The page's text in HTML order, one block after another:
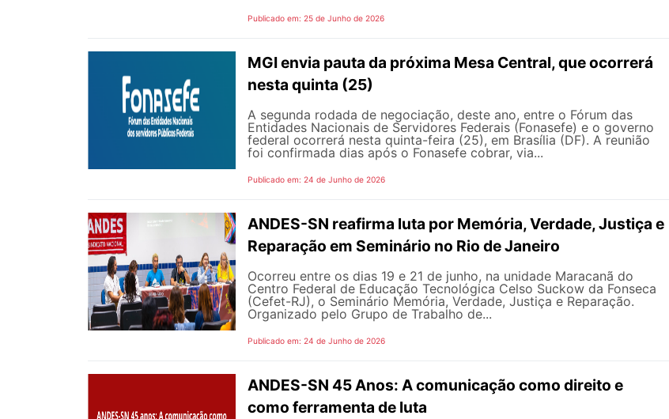
Publicado em: 25 de Junho de 2026
MGI envia pauta da próxima Mesa Central, que ocorrerá
nesta quinta (25)
A segunda rodada de negociação, deste ano, entre o Fórum das
Entidades Nacionais de Servidores Federais (Fonasefe) e o governo
federal ocorrerá nesta quinta-feira (25), em Brasília (DF). A reunião
foi confirmada dias após o Fonasefe cobrar, via...
Publicado em: 24 de Junho de 2026
ANDES-SN reafirma luta por Memória, Verdade, Justiça e
Reparação em Seminário no Rio de Janeiro
Ocorreu entre os dias 19 e 21 de junho, na unidade Maracanã do
Centro Federal de Educação Tecnológica Celso Suckow da Fonseca
(Cefet-RJ), o Seminário Memória, Verdade, Justiça e Reparação.
Organizado pelo Grupo de Trabalho de...
Publicado em: 24 de Junho de 2026
ANDES-SN 45 Anos: A comunicação como direito e
como ferramenta de luta